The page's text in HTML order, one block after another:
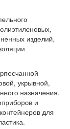
изделий,
укрывной,
назначения,
и
для